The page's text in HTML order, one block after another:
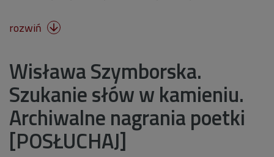
rozwiń 
Wisława Szymborska.
Szukanie słów w kamieniu.
Archiwalne nagrania poetki
[POSŁUCHAJ]